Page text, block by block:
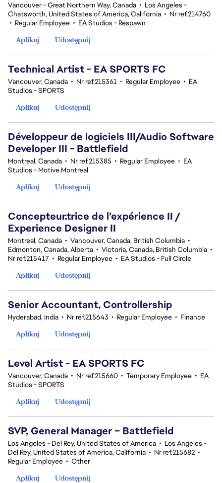
Vancouver - Great Northern Way, Canada • Los Angeles -
Chatsworth, United States of America, California • Nr ref.214760
• Regular Employee • EA Studios - Respawn
Aplikuj
Udostępnij
Technical Artist - EA SPORTS FC
Vancouver, Canada • Nr ref.215361 • Regular Employee • EA
Studios - SPORTS
Aplikuj
Udostępnij
Développeur de logiciels III/Audio Software
Developer III - Battlefield
Montreal, Canada • Nr ref.215385 • Regular Employee • EA
Studios - Motive Montreal
Aplikuj
Udostępnij
Concepteur.trice de l’expérience II /
Experience Designer II
Montreal, Canada • Vancouver, Canada, British Columbia •
Edmonton, Canada, Alberta • Victoria, Canada, British Columbia •
Nr ref.215417 • Regular Employee • EA Studios - Full Circle
Aplikuj
Udostępnij
Senior Accountant, Controllership
Hyderabad, India • Nr ref.215643 • Regular Employee • Finance
Aplikuj
Udostępnij
Level Artist - EA SPORTS FC
Vancouver, Canada • Nr ref.215660 • Temporary Employee • EA
Studios - SPORTS
Aplikuj
Udostępnij
SVP, General Manager – Battlefield
Los Angeles - Del Rey, United States of America • Los Angeles -
Del Rey, United States of America, California • Nr ref.215682 •
Regular Employee • Other
Aplikuj
Udostępnij